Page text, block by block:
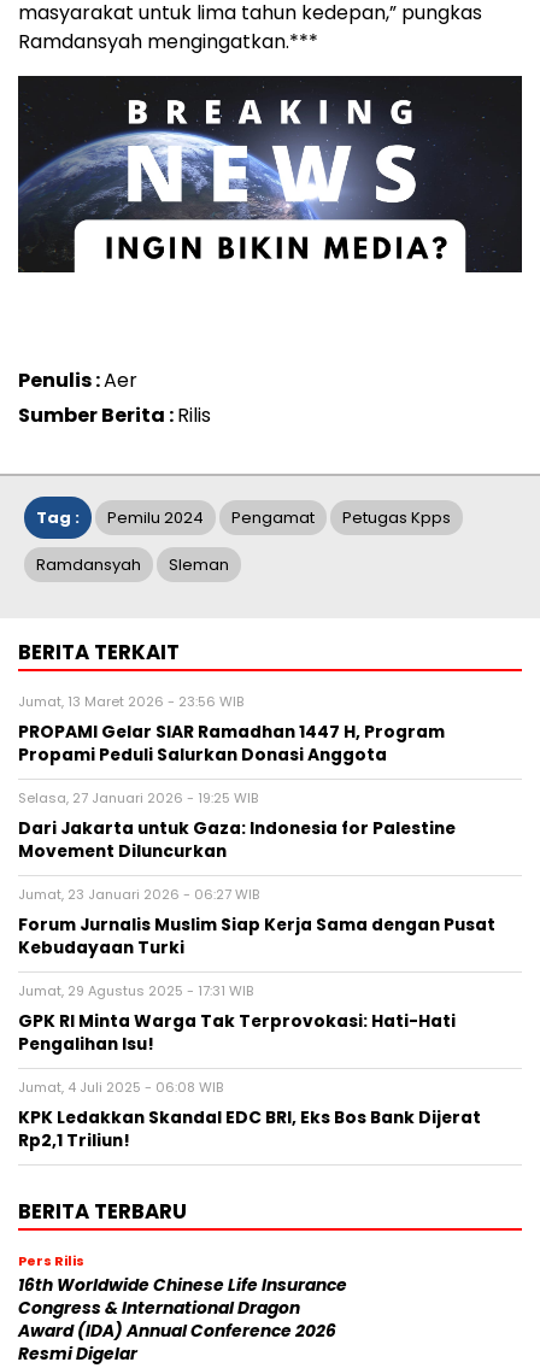
masyarakat untuk lima tahun kedepan,” pungkas
Ramdansyah mengingatkan.***
Penulis :Aer
Sumber Berita :Rilis
Tag : Pemilu 2024 Pengamat Petugas Kpps
Ramdansyah Sleman
BERITA TERKAIT
Jumat, 13 Maret 2026 - 23:56 WIB
PROPAMI Gelar SIAR Ramadhan 1447 H, Program
Propami Peduli Salurkan Donasi Anggota
Selasa, 27 Januari 2026 - 19:25 WIB
Dari Jakarta untuk Gaza: Indonesia for Palestine
Movement Diluncurkan
Jumat, 23 Januari 2026 - 06:27 WIB
Forum Jurnalis Muslim Siap Kerja Sama dengan Pusat
Kebudayaan Turki
Jumat, 29 Agustus 2025 - 17:31 WIB
GPK RI Minta Warga Tak Terprovokasi: Hati-Hati
Pengalihan Isu!
Jumat, 4 Juli 2025 - 06:08 WIB
KPK Ledakkan Skandal EDC BRI, Eks Bos Bank Dijerat
Rp2,1 Triliun!
BERITA TERBARU
Pers Rilis
16th Worldwide Chinese Life Insurance
Congress & International Dragon
Award (IDA) Annual Conference 2026
Resmi Digelar